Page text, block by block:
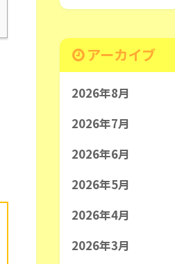
アーカイブ
2026年8月
2026年7月
2026年6月
2026年5月
2026年4月
2026年3月